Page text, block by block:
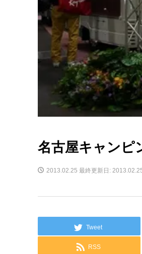
名古屋キャンピ
2013.02.25 最終更新日:
Tweet
RSS